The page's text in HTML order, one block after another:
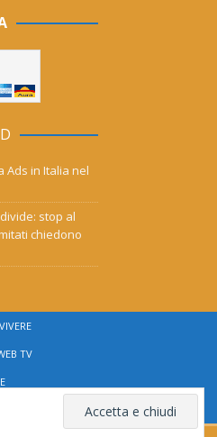
Ads in Italia nel
stop al
chiedono
TV